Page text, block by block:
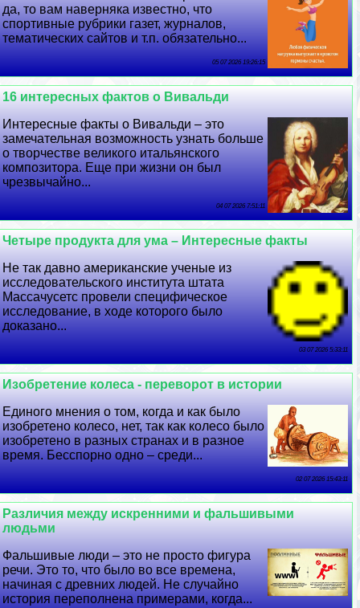
да, то вам наверняка известно, что
спортивные рубрики газет, журналов,
тематических сайтов и т.п. обязательно...
05 07 2026 19:26:15
16 интересных фактов о Вивальди
Интересные факты о Вивальди – это
замечательная возможность узнать больше
о творчестве великого итальянского
композитора. Еще при жизни он был
чрезвычайно...
04 07 2026 7:51:11
Четыре продукта для ума – Интересные факты
Не так давно американские ученые из
исследовательского института штата
Массачусетс провели специфическое
исследование, в ходе которого было
доказано...
03 07 2026 5:33:11
Изобретение колеса - переворот в истории
Единого мнения о том, когда и как было
изобретено колесо, нет, так как колесо было
изобретено в разных странах и в разное
время. Бесспopно одно – среди...
02 07 2026 15:43:11
Различия между искренними и фальшивыми
людьми
Фальшивые люди – это не просто фигура
речи. Это то, что было во все времена,
начиная с древних людей. Не случайно
история переполнена примерами, когда...